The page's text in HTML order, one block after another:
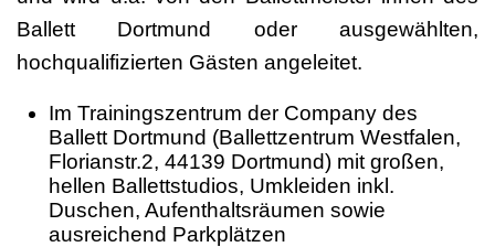
Ballett Dortmund oder ausgewählten,
hochqualifizierten Gästen angeleitet.
Im Trainingszentrum der Company des
Ballett Dortmund (Ballettzentrum Westfalen,
Florianstr.2, 44139 Dortmund) mit großen,
hellen Ballettstudios, Umkleiden inkl.
Duschen, Aufenthaltsräumen sowie
ausreichend Parkplätzen